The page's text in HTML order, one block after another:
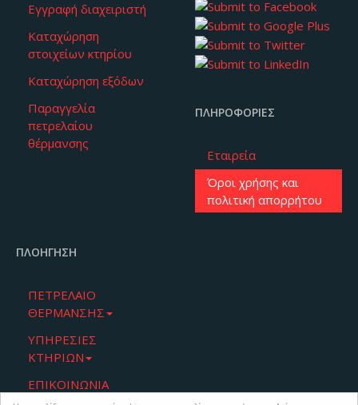
Εγγραφή διαχειριστή
Καταχώρηση
στοιχείων κτηρίου
Καταχώρηση εξόδων
Παραγγελία
πετρελαίου
θέρμανσης
ΠΛΗΡΟΦΟΡΊΕΣ
Εταιρεία
Όροι χρήσης και
πολιτική απορρήτου
ΠΛΟΉΓΗΣΗ
ΠΕΤΡΕΛΑΙΟ
ΘΕΡΜΑΝΣΗΣ
ΥΠΗΡΕΣΙΕΣ
ΚΤΗΡΙΩΝ
ΕΠΙΚΟΙΝΩΝΙΑ